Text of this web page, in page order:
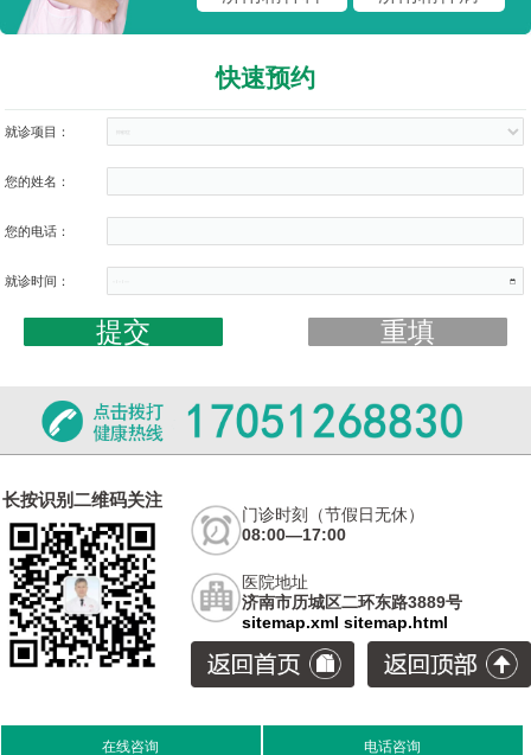
快速预约
就诊项目：
您的姓名：
您的电话：
就诊时间：
长按识别二维码关注
门诊时刻（节假日无休）
08:00—17:00
医院地址
济南市历城区二环东路3889号
sitemap.xml sitemap.html
在线咨询 电话咨询